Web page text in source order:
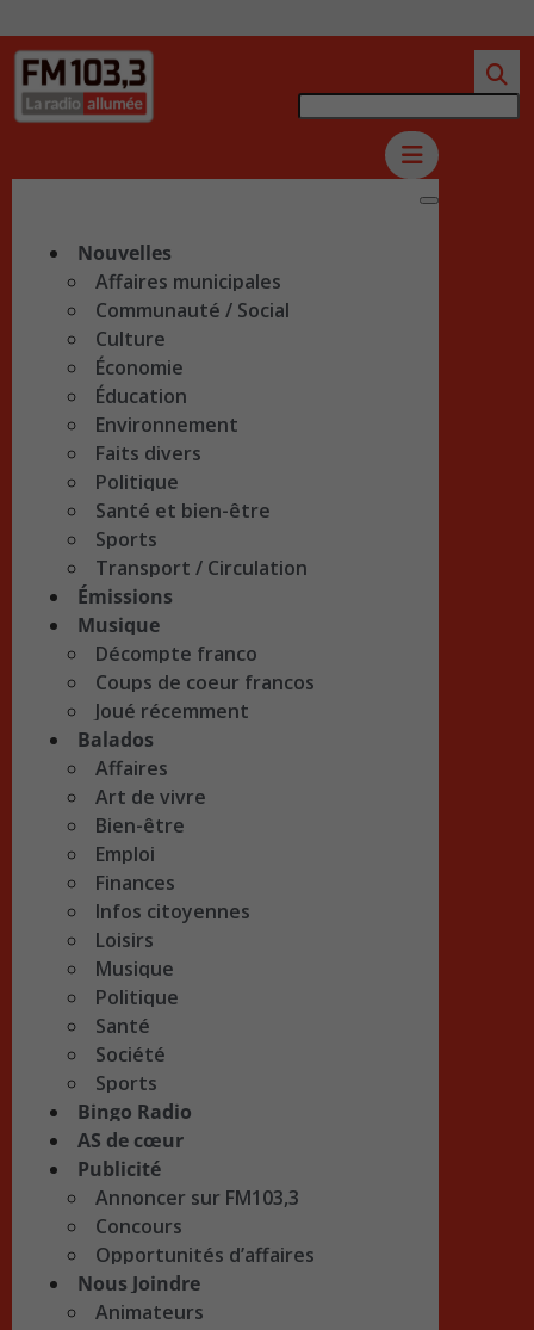
Nouvelles
Affaires municipales
Communauté / Social
Culture
Économie
Éducation
Environnement
Faits divers
Politique
Santé et bien-être
Sports
Transport / Circulation
Émissions
Musique
Décompte franco
Coups de coeur francos
Joué récemment
Balados
Affaires
Art de vivre
Bien-être
Emploi
Finances
Infos citoyennes
Loisirs
Musique
Politique
Santé
Société
Sports
Bingo Radio
AS de cœur
Publicité
Annoncer sur FM103,3
Concours
Opportunités d’affaires
Nous Joindre
Animateurs